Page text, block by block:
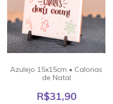
Azulejo 15x15cm • Calorias
de Natal
R$31,90